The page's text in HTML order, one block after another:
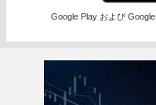
Google Play および